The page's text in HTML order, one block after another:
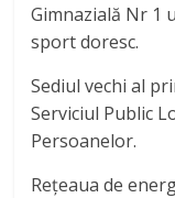
Gimnazială Nr 1
sport doresc.
Sediul vechi al
Serviciul Public
Persoanelor.
Rețeaua de